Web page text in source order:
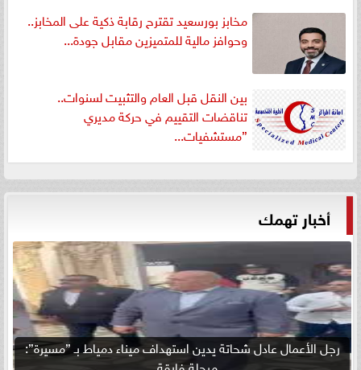
مخابز بورسعيد تقترح رقابة ذكية على المخابز..
وحوافز مالية للمتميزين مقابل جودة...
بين النقل قبل العام والتثبيت لسنوات..
تناقضات التقييم في حركة مديري
”مستشفيات...
أخبار تهمك
رجل الأعمال عادل شحاتة يدين استهداف ميناء دمياط بـ ”مسيرة”: